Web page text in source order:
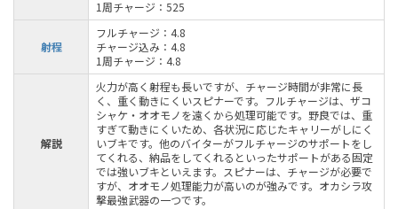
1周チャージ：525
射程
フルチャージ：4.8
チャージ込み：4.8
1周チャージ：4.8
解説
火力が高く射程も長いですが、チャージ時間が非常に長
く、重く動きにくいスピナーです。フルチャージは、ザコ
シャケ・オオモノを遠くから処理可能です。野良では、重
すぎて動きにくいため、各状況に応じたキャリーがしにく
いブキです。他のバイターがフルチャージのサポートをし
てくれる、納品をしてくれるといったサポートがある固定
では強いブキといえます。スピナーは、チャージが必要で
すが、オオモノ処理能力が高いのが強みです。オカシラ攻
撃最強武器の一つです。